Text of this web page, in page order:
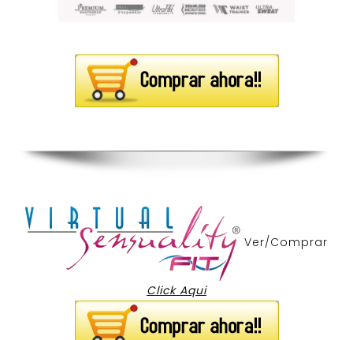
Ver/Comprar
Click Aqui